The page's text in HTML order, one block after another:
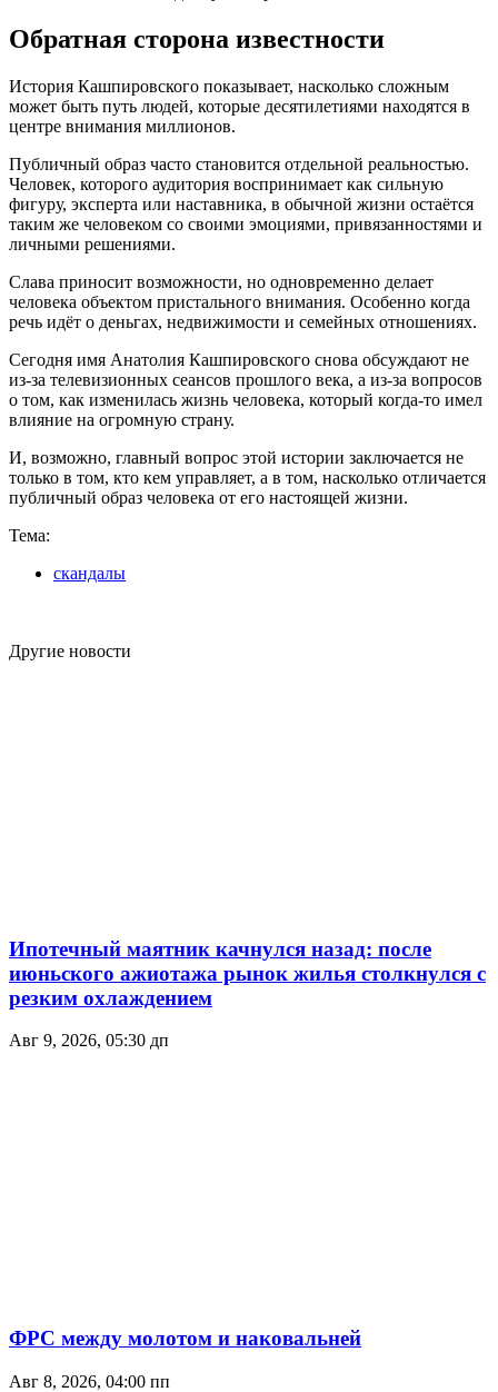
Обратная сторона известности
История Кашпировского показывает, насколько сложным
может быть путь людей, которые десятилетиями находятся в
центре внимания миллионов.
Публичный образ часто становится отдельной реальностью.
Человек, которого аудитория воспринимает как сильную
фигуру, эксперта или наставника, в обычной жизни остаётся
таким же человеком со своими эмоциями, привязанностями и
личными решениями.
Слава приносит возможности, но одновременно делает
человека объектом пристального внимания. Особенно когда
речь идёт о деньгах, недвижимости и семейных отношениях.
Сегодня имя Анатолия Кашпировского снова обсуждают не
из-за телевизионных сеансов прошлого века, а из-за вопросов
о том, как изменилась жизнь человека, который когда-то имел
влияние на огромную страну.
И, возможно, главный вопрос этой истории заключается не
только в том, кто кем управляет, а в том, насколько отличается
публичный образ человека от его настоящей жизни.
Тема:
скандалы
Другие новости
Ипотечный маятник качнулся назад: после
июньского ажиотажа рынок жилья столкнулся с
резким охлаждением
Авг 9, 2026, 05:30 дп
ФРС между молотом и наковальней
Авг 8, 2026, 04:00 пп